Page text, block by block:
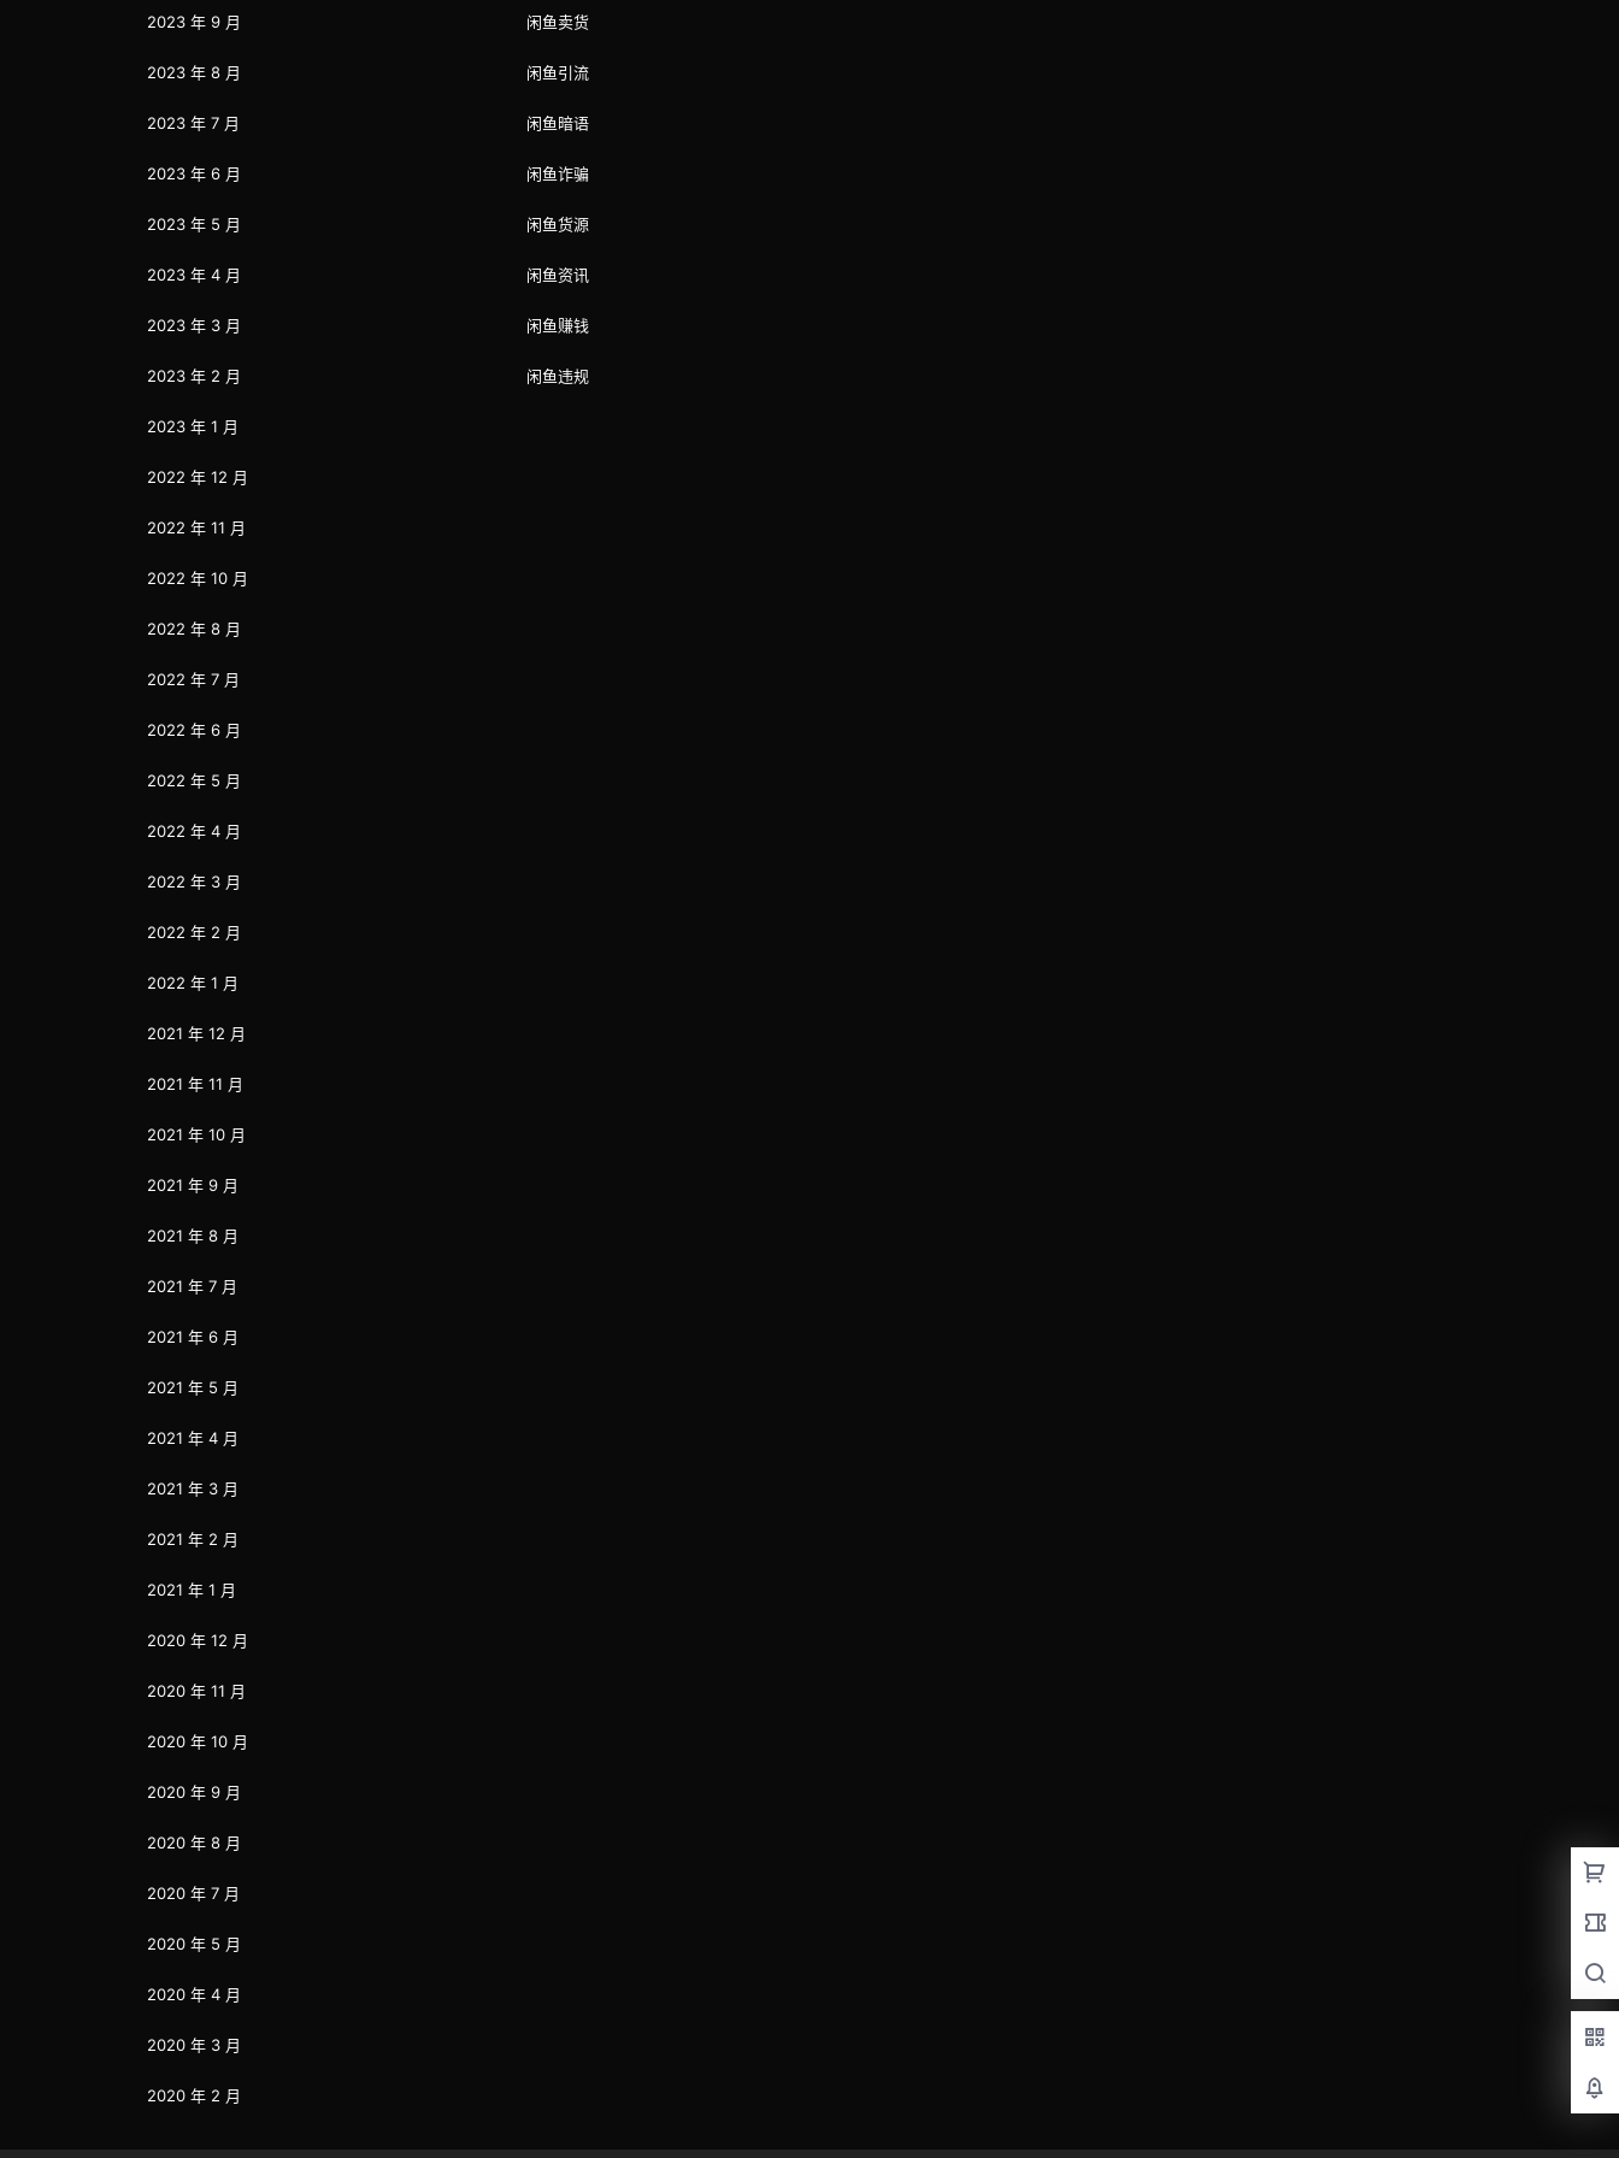
2023 年 9 月
2023 年 8 月
2023 年 7 月
2023 年 6 月
2023 年 5 月
2023 年 4 月
2023 年 3 月
2023 年 2 月
2023 年 1 月
2022 年 12 月
2022 年 11 月
2022 年 10 月
2022 年 8 月
2022 年 7 月
2022 年 6 月
2022 年 5 月
2022 年 4 月
2022 年 3 月
2022 年 2 月
2022 年 1 月
2021 年 12 月
2021 年 11 月
2021 年 10 月
2021 年 9 月
2021 年 8 月
2021 年 7 月
2021 年 6 月
2021 年 5 月
2021 年 4 月
2021 年 3 月
2021 年 2 月
2021 年 1 月
2020 年 12 月
2020 年 11 月
2020 年 10 月
2020 年 9 月
2020 年 8 月
2020 年 7 月
2020 年 5 月
2020 年 4 月
2020 年 3 月
2020 年 2 月
闲鱼卖货
闲鱼引流
闲鱼暗语
闲鱼诈骗
闲鱼货源
闲鱼资讯
闲鱼赚钱
闲鱼违规